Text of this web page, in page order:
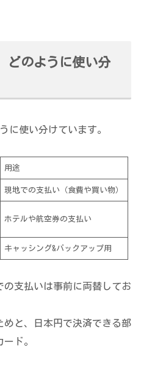
のように使い分
に使い分けています。
用途
現地での支払い（食費や買い物）
ホテルや航空券の支払い
キャッシング&バックアップ用
支払いは事前に両替してお
と、日本円で決済できる部
ド。